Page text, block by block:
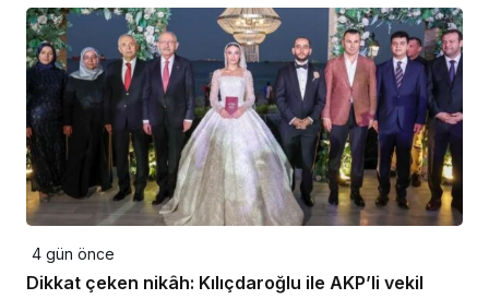
4 gün önce
Dikkat çeken nikâh: Kılıçdaroğlu ile AKP’li vekil